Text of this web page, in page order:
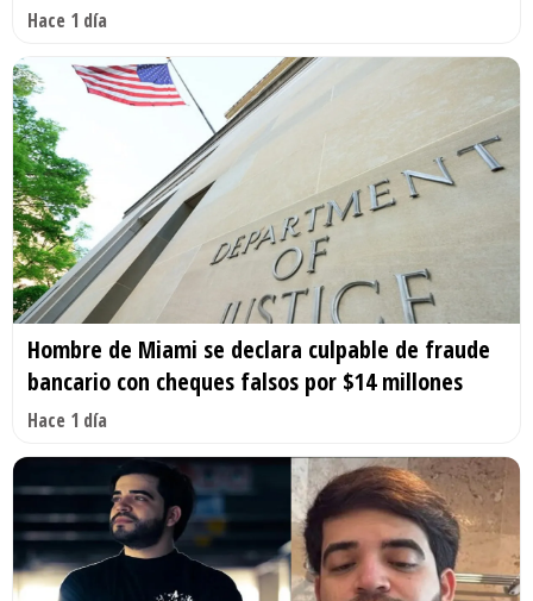
Hace 1 día
Hombre de Miami se declara culpable de fraude
bancario con cheques falsos por $14 millones
Hace 1 día